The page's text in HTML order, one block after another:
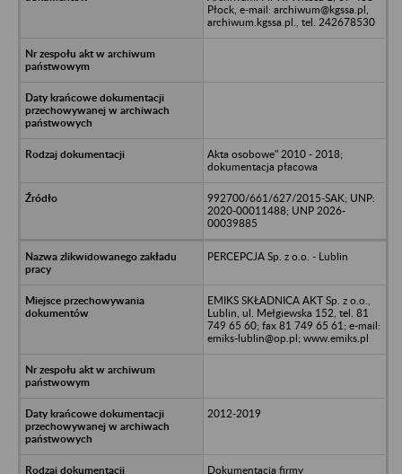
Płock, e-mail: archiwum@kgssa.pl,
archiwum.kgssa.pl., tel. 242678530
Akta osobowe" 2010 - 2018;
dokumentacja płacowa
992700/661/627/2015-SAK; UNP:
2020-00011488; UNP 2026-
00039885
PERCEPCJA Sp. z o.o. - Lublin
EMIKS SKŁADNICA AKT Sp. z o.o.,
Lublin, ul. Mełgiewska 152, tel. 81
749 65 60; fax 81 749 65 61; e-mail:
emiks-lublin@op.pl; www.emiks.pl
2012-2019
Dokumentacja firmy